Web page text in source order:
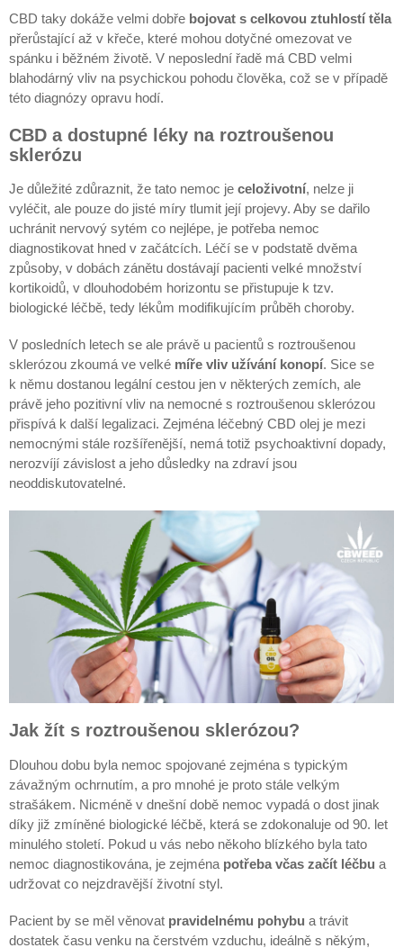
CBD taky dokáže velmi dobře bojovat s celkovou ztuhlostí těla
přerůstající až v křeče, které mohou dotyčné omezovat ve
spánku i běžném životě. V neposlední řadě má CBD velmi
blahodárný vliv na psychickou pohodu člověka, což se v případě
této diagnózy opravu hodí.
CBD a dostupné léky na roztroušenou
sklerózu
Je důležité zdůraznit, že tato nemoc je celoživotní, nelze ji
vyléčit, ale pouze do jisté míry tlumit její projevy. Aby se dařilo
uchránit nervový sytém co nejlépe, je potřeba nemoc
diagnostikovat hned v začátcích. Léčí se v podstatě dvěma
způsoby, v dobách zánětu dostávají pacienti velké množství
kortikoidů, v dlouhodobém horizontu se přistupuje k tzv.
biologické léčbě, tedy lékům modifikujícím průběh choroby.
V posledních letech se ale právě u pacientů s roztroušenou
sklerózou zkoumá ve velké míře vliv užívání konopí. Sice se
k němu dostanou legální cestou jen v některých zemích, ale
právě jeho pozitivní vliv na nemocné s roztroušenou sklerózou
přispívá k další legalizaci. Zejména léčebný CBD olej je mezi
nemocnými stále rozšířenější, nemá totiž psychoaktivní dopady,
nerozvíjí závislost a jeho důsledky na zdraví jsou
neoddiskutovatelné.
Jak žít s roztroušenou sklerózou?
Dlouhou dobu byla nemoc spojované zejména s typickým
závažným ochrnutím, a pro mnohé je proto stále velkým
strašákem. Nicméně v dnešní době nemoc vypadá o dost jinak
díky již zmíněné biologické léčbě, která se zdokonaluje od 90. let
minulého století. Pokud u vás nebo někoho blízkého byla tato
nemoc diagnostikována, je zejména potřeba včas začít léčbu a
udržovat co nejzdravější životní styl.
Pacient by se měl věnovat pravidelnému pohybu a trávit
dostatek času venku na čerstvém vzduchu, ideálně s někým,